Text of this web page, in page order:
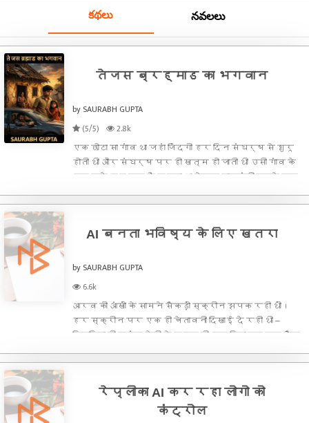
కథలు నవలలు
तेजस ब्रह्माड का भगवान
by SAURABH GUPTA
(5/5)
2.8k
एक छोटा सा गांव था जहां जिंदगी हर दिन संघर्ष से शुरू
होती थी और संघर्ष पर ही खत्म हो जाती थी उसी गांव के
एक टूटे हुए घर में रहता था तेजस राजवंशीउसके घर
अंदर का माहौल हमेशा भारी रहता था जैसे वहां खुशियां आने
AI बनता भविष्य के लिए खतरा
by SAURABH GUPTA
6.6k
आरव की आंखों के सामने सैकड़ों स्क्रीन झपक रही थीं।
हर स्क्रीन पर एक ही चेतावनी दिखाई दे रही थी –
रिप्लिका की पहुंच तेजी से शहर की हर डिवाइस तक फैल
डिस्ट्रॉयर से कुछ वक्त के लिए उसका डेटा तो
रेप्लीका AI कर रहा लोगो को
कंट्रोल